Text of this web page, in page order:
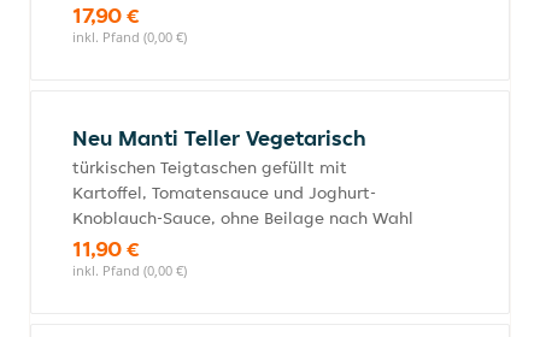
17,90 €
inkl. Pfand (0,00 €)
Neu Manti Teller Vegetarisch
türkischen Teigtaschen gefüllt mit
Kartoffel, Tomatensauce und Joghurt-
Knoblauch-Sauce, ohne Beilage nach Wahl
11,90 €
inkl. Pfand (0,00 €)